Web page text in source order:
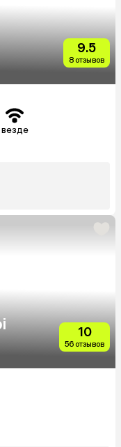
9.5
8 отзывов
везде
10
56 отзывов